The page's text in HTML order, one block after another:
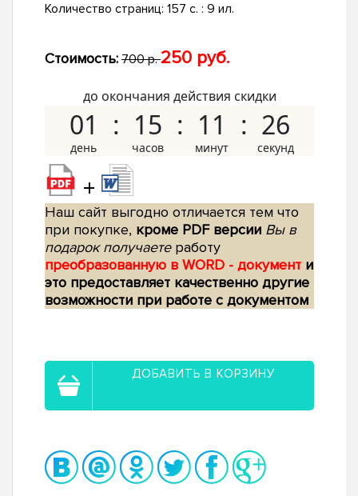
Количество страниц: 157 с. : 9 ил.
Стоимость: 700 р.250 руб.
до окончания действия скидки
01 15 11 25
+
Наш сайт выгодно отличается тем что
при покупке, кроме PDF версии Вы в
подарок получаетеработу
преобразованную в WORD - документ и
это предоставляет качественно другие
возможности при работе с документом
ДОБАВИТЬ В КОРЗИНУ